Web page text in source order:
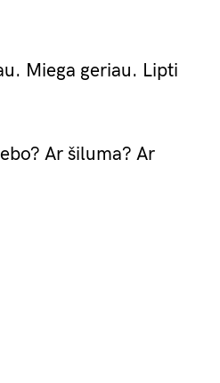
Miega geriau. Lipti
Ar šiluma? Ar